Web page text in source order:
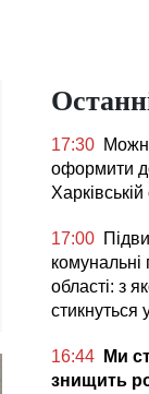
17:30
оформити
Харківській
17:00
комунальні
області: з
стикнуться
16:44
Ми
знищить